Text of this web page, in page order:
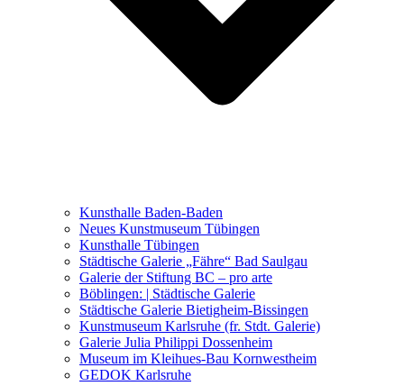
Was seither geschah
Kunstwettbewerbe, Ausschreibungen für Künstler
Kunsthalle Baden-Baden
Neues Kunstmuseum Tübingen
Kunsthalle Tübingen
Städtische Galerie „Fähre“ Bad Saulgau
Galerie der Stiftung BC – pro arte
Böblingen: | Städtische Galerie
Städtische Galerie Bietigheim-Bissingen
Kunstmuseum Karlsruhe (fr. Stdt. Galerie)
Galerie Julia Philippi Dossenheim
Museum im Kleihues-Bau Kornwestheim
GEDOK Karlsruhe